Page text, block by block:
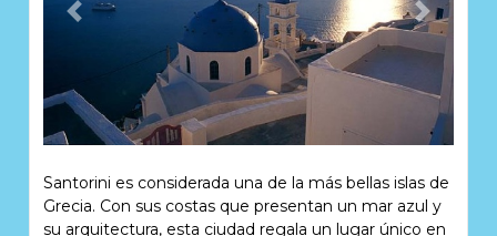
Previous Next
Santorini es considerada una de la más bellas islas de
Grecia. Con sus costas que presentan un mar azul y
su arquitectura, esta ciudad regala un lugar único en